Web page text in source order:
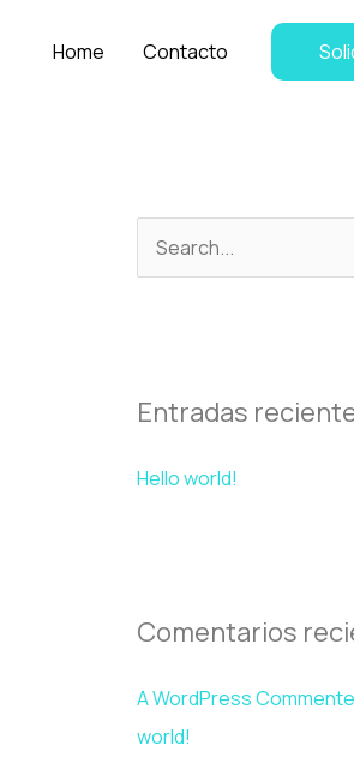
Home Contacto
a
p
Entradas
Hello world!
Comentarios
A WordPress
world!